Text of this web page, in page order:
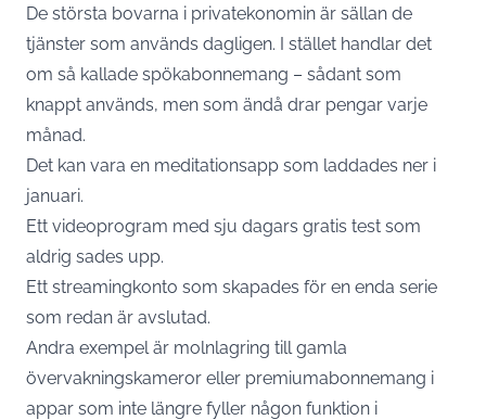
De största bovarna i privatekonomin är sällan de
tjänster som används dagligen. I stället handlar det
om så kallade spökabonnemang – sådant som
knappt används, men som ändå drar pengar varje
månad.
Det kan vara en meditationsapp som laddades ner i
januari.
Ett videoprogram med sju dagars gratis test som
aldrig sades upp.
Ett streamingkonto som skapades för en enda serie
som redan är avslutad.
Andra exempel är molnlagring till gamla
övervakningskameror eller premiumabonnemang i
appar som inte längre fyller någon funktion i